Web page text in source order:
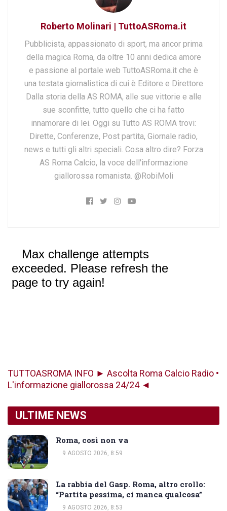
Roberto Molinari | TuttoASRoma.it
Pubblicista, appassionato di sport, ma ancor prima
della magica Roma, da oltre 10 anni dedica amore
e passione al portale web TuttoASRoma.it che è
una testata giornalistica di cui è Editore e Direttore
Dalla storia della AS ROMA, alle sue vittorie e alle
sue sconfitte, tutto quello che ci ha fatto
innamorare di lei. Oggi su Tutto AS ROMA trovi:
Dirette, Conferenze, Post partita, Giornale radio,
news e tutti gli altri speciali. Cosa altro dire? Forza
AS Roma Calcio, la voce dell'informazione
giallorossa romanista. @RobiMoli
TUTTOASROMA INFO ► Ascolta Roma Calcio Radio •
L'informazione giallorossa 24/24 ◄
ULTIME NEWS
Roma, così non va
9 AGOSTO 2026, 8:59
La rabbia del Gasp. Roma, altro crollo:
“Partita pessima, ci manca qualcosa”
9 AGOSTO 2026, 8:53